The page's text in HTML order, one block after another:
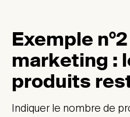
Exemple
marketing :
produits
Indiquer le nombre de